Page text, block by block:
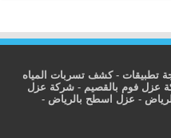
تطبيقات -كشف تسربات المياه
عزل فوم بالقصيم -شركة عزل
- عزل اسطح بالرياض -